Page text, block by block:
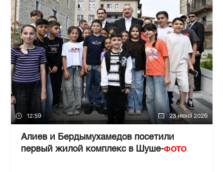
12:59 23 июня 2026
Алиев и Бердымухамедов посетили
первый жилой комплекс в Шуше-ФОТО